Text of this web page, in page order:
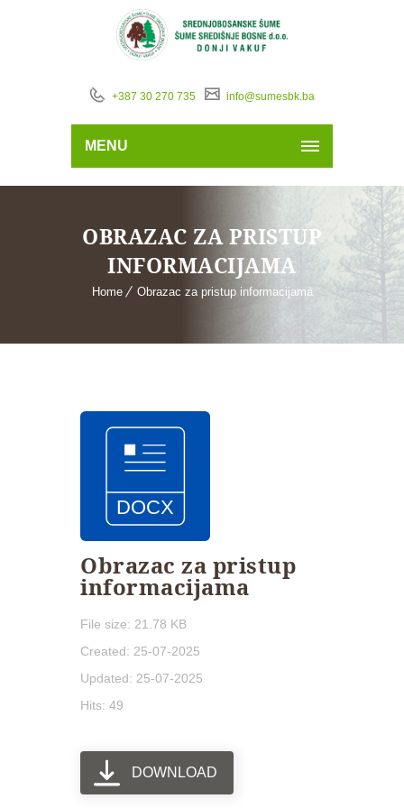
+387 30 270 735 info@sumesbk.ba
MENU
OBRAZAC ZA PRISTUP
INFORMACIJAMA
Home Obrazac za pristup informacijama
Obrazac za pristup
informacijama
File size: 21.78 KB
Created: 25-07-2025
Updated: 25-07-2025
Hits: 49
DOWNLOAD